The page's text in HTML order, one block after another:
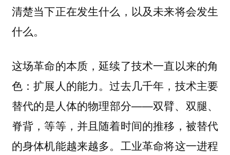
清楚当下正在发生什么，以及未来将会发生
什么。
这场革命的本质，延续了技术一直以来的角
色：扩展人的能力。过去几千年，技术主要
替代的是人体的物理部分——双臂、双腿、
脊背，等等，并且随着时间的推移，被替代
的身体机能越来越多。工业革命将这一进程